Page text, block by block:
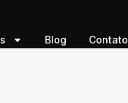
Blog Contato